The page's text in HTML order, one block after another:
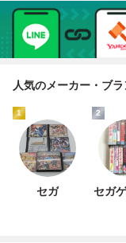
人気のメーカー・ブラ
1
セガ
2
セガ